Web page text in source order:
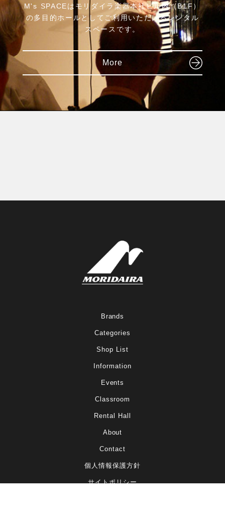
Amplifier / Effector
アンプ / エフェクター
M's SPACEはモリダイラ楽器本社ビル内（B1F）
の多目的ホールとしてご利用いただけるレンタル
スペースです。
More
Brands
Categories
Shop List
Information
Events
Classroom
Rental Hall
About
Contact
個人情報保護方針
サイトポリシー